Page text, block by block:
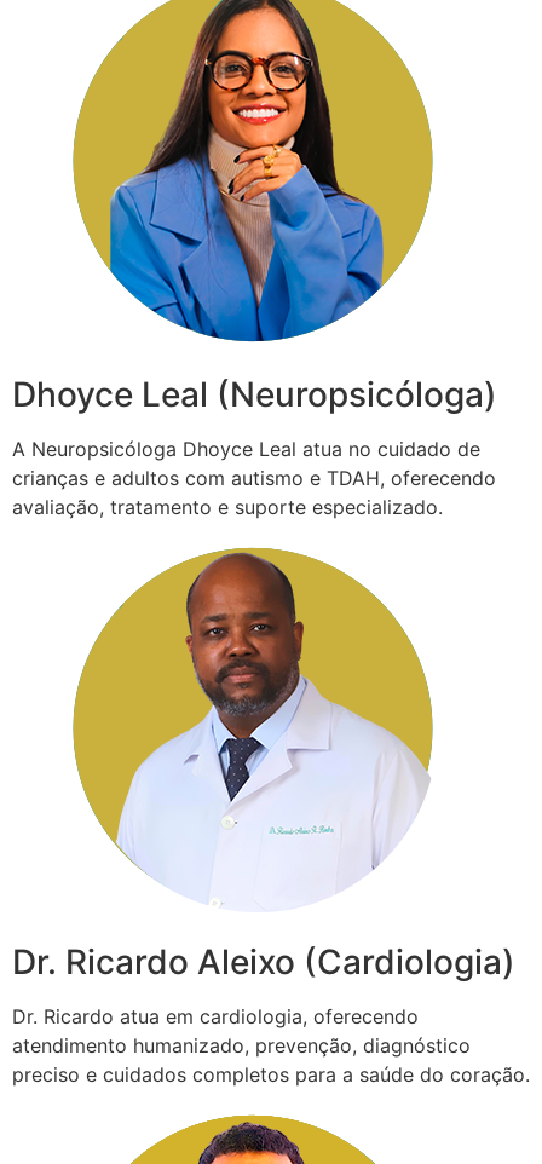
Dhoyce Leal (Neuropsicóloga)
A Neuropsicóloga Dhoyce Leal atua no cuidado de
crianças e adultos com autismo e TDAH, oferecendo
avaliação, tratamento e suporte especializado.
Dr. Ricardo Aleixo (Cardiologia)
Dr. Ricardo atua em cardiologia, oferecendo
atendimento humanizado, prevenção, diagnóstico
preciso e cuidados completos para a saúde do coração.